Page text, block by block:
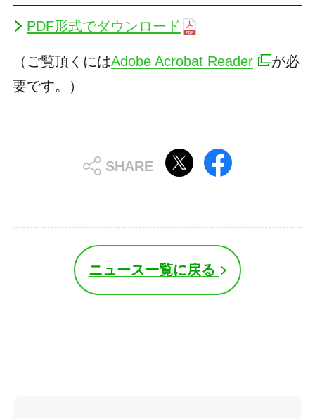
PDF形式でダウンロード
（ご覧頂くにはAdobe Acrobat Reader
が必
要です。）
ニュース一覧に戻る